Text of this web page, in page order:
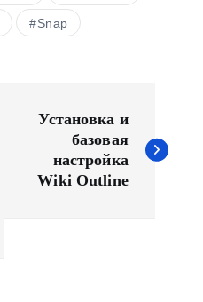
Snap
Установка и
базовая
настройка
Wiki Outline